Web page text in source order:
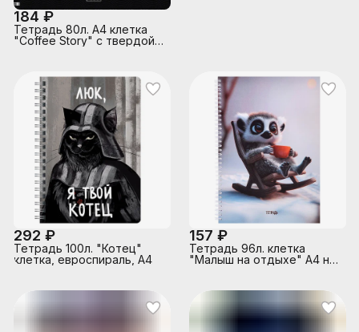
184 ₽
Тетрадь 80л. А4 клетка
"Coffee Story" с твердой
глянцевая ламинация
292 ₽
Тетрадь 100л. "Котец"
клетка, евроспираль, А4
157 ₽
Тетрадь 96л. клетка
"Малыш на отдыхе" А4 на